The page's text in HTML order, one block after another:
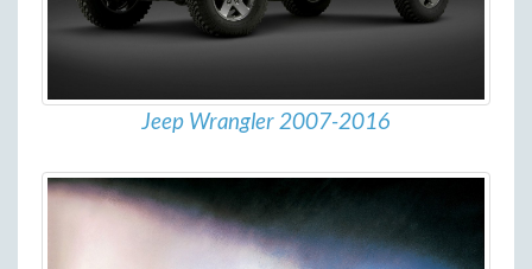
Jeep Wrangler 2007-2016